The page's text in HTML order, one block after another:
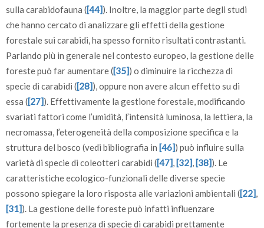
sulla carabidofauna ([44]). Inoltre, la maggior parte degli studi
che hanno cercato di analizzare gli effetti della gestione
forestale sui carabidi, ha spesso fornito risultati contrastanti.
Parlando più in generale nel contesto europeo, la gestione delle
foreste può far aumentare ([35]) o diminuire la ricchezza di
specie di carabidi ([28]), oppure non avere alcun effetto su di
essa ([27]). Effettivamente la gestione forestale, modificando
svariati fattori come l’umidità, l’intensità luminosa, la lettiera, la
necromassa, l’eterogeneità della composizione specifica e la
struttura del bosco (vedi bibliografia in [46]) può influire sulla
varietà di specie di coleotteri carabidi ([47],[32],[38]). Le
caratteristiche ecologico-funzionali delle diverse specie
possono spiegare la loro risposta alle variazioni ambientali ([22],
[31]). La gestione delle foreste può infatti influenzare
fortemente la presenza di specie di carabidi prettamente